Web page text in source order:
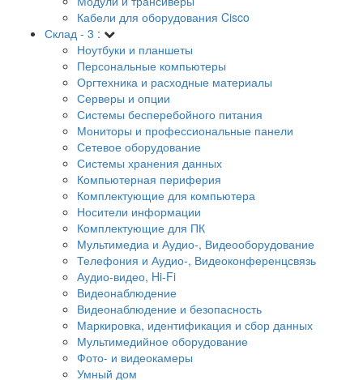
Кабели для оборудования Cisco
Склад - 3 :
Ноутбуки и планшеты
Персональные компьютеры
Оргтехника и расходные материалы
Серверы и опции
Системы бесперебойного питания
Мониторы и профессиональные панели
Сетевое оборудование
Системы хранения данных
Компьютерная периферия
Комплектующие для компьютера
Носители информации
Комплектующие для ПК
Мультимедиа и Аудио-, Видеооборудование
Телефония и Аудио-, Видеоконференцсвязь
Аудио-видео, Hi-Fi
Видеонаблюдение
Видеонаблюдение и безопасность
Маркировка, идентификация и сбор данных
Мультимедийное оборудование
Фото- и видеокамеры
Умный дом